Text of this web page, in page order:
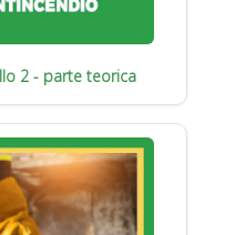
2 - parte teorica